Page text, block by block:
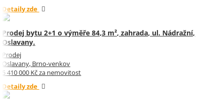
Detaily zde
Prodej bytu 2+1 o výměře 84,3 m², zahrada, ul. Nádražní,
Oslavany.
Prodej
Oslavany, Brno-venkov
5 410 000 Kč za nemovitost
Detaily zde